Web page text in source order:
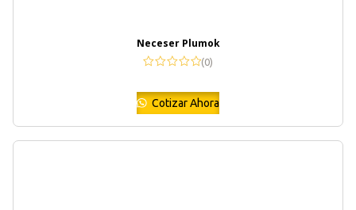
Neceser Plumok
(0)
Cotizar Ahora